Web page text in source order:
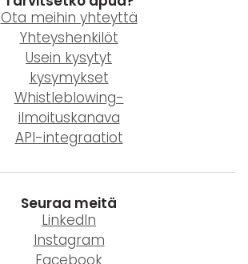
Ota meihin yhteyttä
Yhteyshenkilöt
Usein kysytyt
kysymykset
Whistleblowing-
ilmoituskanava
API-integraatiot
Seuraa meitä
LinkedIn
Instagram